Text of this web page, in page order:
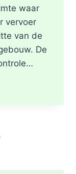
waar
vervoer
van de
De